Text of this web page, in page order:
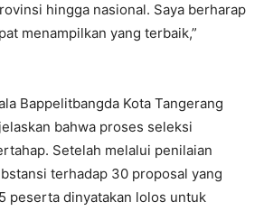
hingga nasional. Saya berharap
menampilkan yang terbaik,”
Bappelitbangda Kota Tangerang
bahwa proses seleksi
Setelah melalui penilaian
terhadap 30 proposal yang
peserta dinyatakan lolos untuk